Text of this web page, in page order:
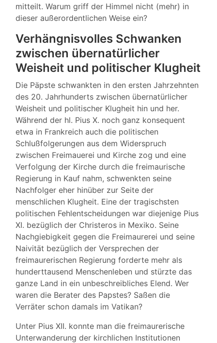
mitteilt. Warum griff der Himmel nicht (mehr) in
dieser außerordentlichen Weise ein?
Verhängnisvolles Schwanken
zwischen übernatürlicher
Weisheit und politischer Klugheit
Die Päpste schwankten in den ersten Jahrzehnten
des 20. Jahrhunderts zwischen übernatürlicher
Weisheit und politischer Klugheit hin und her.
Während der hl. Pius X. noch ganz konsequent
etwa in Frankreich auch die politischen
Schlußfolgerungen aus dem Widerspruch
zwischen Freimauerei und Kirche zog und eine
Verfolgung der Kirche durch die freimaurische
Regierung in Kauf nahm, schwenkten seine
Nachfolger eher hinüber zur Seite der
menschlichen Klugheit. Eine der tragischsten
politischen Fehlentscheidungen war diejenige Pius
XI. bezüglich der Christeros in Mexiko. Seine
Nachgiebigkeit gegen die Freimaurerei und seine
Naivität bezüglich der Versprechen der
freimaurerischen Regierung forderte mehr als
hunderttausend Menschenleben und stürzte das
ganze Land in ein unbeschreibliches Elend. Wer
waren die Berater des Papstes? Saßen die
Verräter schon damals im Vatikan?
Unter Pius XII. konnte man die freimaurerische
Unterwanderung der kirchlichen Institutionen